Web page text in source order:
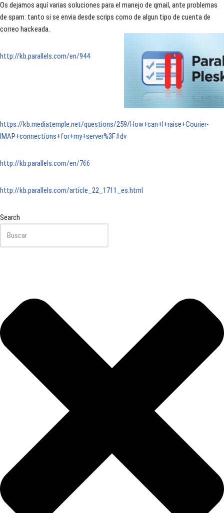
Os dejamos aquí varias soluciones para el manejo de qmail, ante problemas
de spam: tanto si se envia desde scrips como de algun tipo de cuenta de
correo hackeada.
http://kb.parallels.com/en/944
https://kb.mediatemple.net/questions/259/How+can+I+raise+Courier-
IMAP+connections+for+my+server%3F#dv
http://kb.parallels.com/en/766
http://kb.parallels.com/article_22_1711_es.html
Search